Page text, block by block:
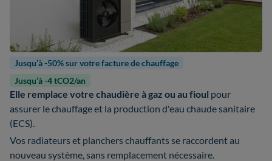
Jusqu’à -50% sur votre facture de chauffage
Jusqu’à -4 tCO2/an
Elle remplace votre chaudière à gaz ou au fioul pour
assurer le chauffage et la production d'eau chaude sanitaire
(ECS).
Vos radiateurs et planchers chauffants se raccordent au
nouveau système, sans remplacement nécessaire.